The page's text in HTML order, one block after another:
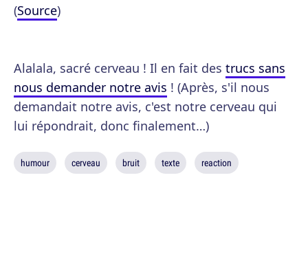
(Source)
Alalala, sacré cerveau ! Il en fait des trucs sans
nous demander notre avis ! (Après, s'il nous
demandait notre avis, c'est notre cerveau qui
lui répondrait, donc finalement…)
humour cerveau bruit texte reaction